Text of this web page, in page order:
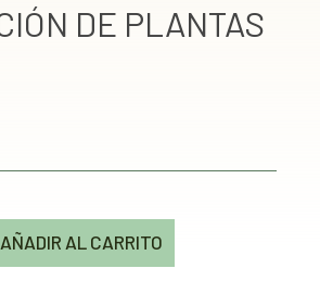
DE PLANTAS
AÑADIR AL CARRITO